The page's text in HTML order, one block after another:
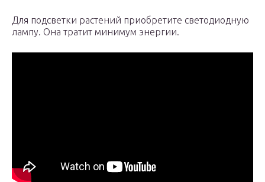
Для подсветки растений приобретите светодиодную
лампу. Она тратит минимум энергии.